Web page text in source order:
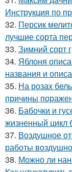
Инструкция по
32. Персик
лучшие сорта
33. Зимний сорт
34. Яблоня
названия и
35. На розах
причины
36. Бабочки и
жизненный цикл
37. Воздушное
работы
38. Можно ли